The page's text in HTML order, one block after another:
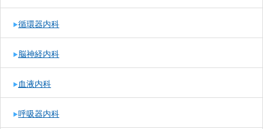
循環器内科
脳神経内科
血液内科
呼吸器内科